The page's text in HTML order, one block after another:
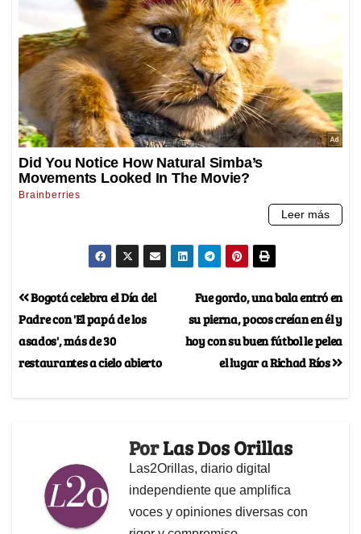
Fue gordo, una bala entró en
su pierna, pocos creían en él y
hoy con su buen fútbol le pelea
el lugar a Richad Ríos
Bogotá celebra el Día del
Padre con 'El papá de los
asados', más de 30
restaurantes a cielo abierto
PorLas Dos Orillas
Las2Orillas, diario digital
independiente que amplifica
voces y opiniones diversas con